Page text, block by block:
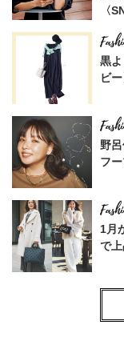
〈
黒
ビ
野
フ
1月
で上
【
に